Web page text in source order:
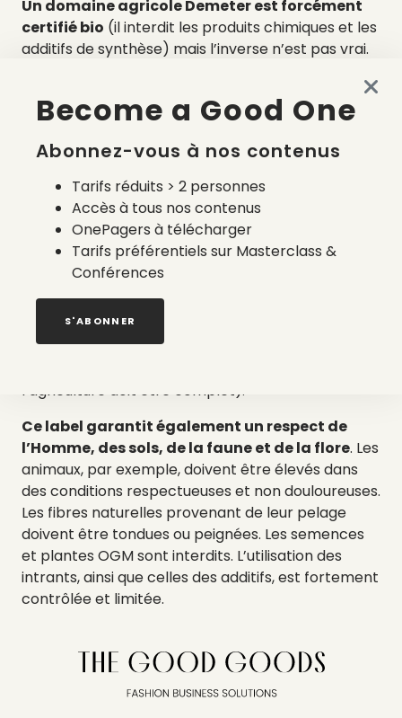
Un domaine agricole Demeter est forcément
certifié bio (il interdit les produits chimiques et les
additifs de synthèse) mais l’inverse n’est pas vrai.
contraignant que celui de l’agriculture biologique
Que garantit
exactement le label
Demeter ?
Les produits alimentaires, cosmétiques et textiles
issus de l’agriculture biodynamique, doivent être
facilement traçables, la conversion des domaines
agricoles pour des fermes bio doit être totale (la
l’agriculture doit être complet).
Ce label garantit également un respect de
l’Homme, des sols, de la faune et de la flore. Les
animaux, par exemple, doivent être élevés dans
des conditions respectueuses et non douloureuses.
Les fibres naturelles provenant de leur pelage
doivent être tondues ou peignées. Les semences
et plantes OGM sont interdits. L’utilisation des
intrants, ainsi que celles des additifs, est fortement
contrôlée et limitée.
Become a Good One
Abonnez-vous à nos contenus
Tarifs réduits > 2 personnes
Accès à tous nos contenus
OnePagers à télécharger
Tarifs préférentiels sur Masterclass &
Conférences
S'ABONNER